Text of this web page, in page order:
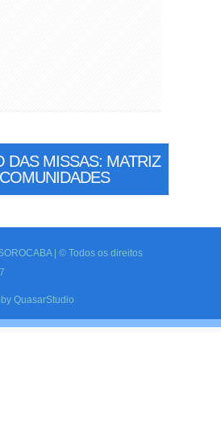
DAS MISSAS: MATRIZ
| © Todos os direitos
by QuasarStudio